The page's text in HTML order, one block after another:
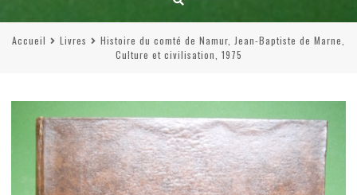
Accueil Livres
Histoire du comté de Namur, Jean-Baptiste de Marne,
Culture et civilisation, 1975